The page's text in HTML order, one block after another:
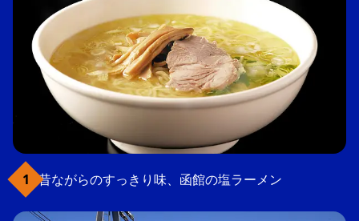
昔ながらのすっきり味、函館の塩ラーメン